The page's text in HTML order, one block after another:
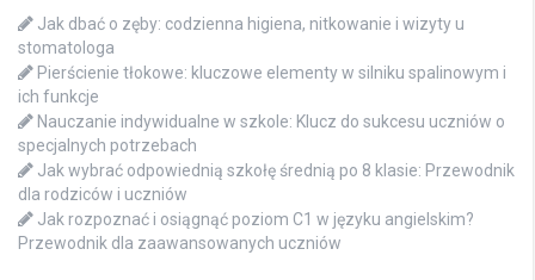
Jak dbać o zęby: codzienna higiena, nitkowanie i wizyty u
stomatologa
Pierścienie tłokowe: kluczowe elementy w silniku spalinowym i
ich funkcje
Nauczanie indywidualne w szkole: Klucz do sukcesu uczniów o
specjalnych potrzebach
Jak wybrać odpowiednią szkołę średnią po 8 klasie: Przewodnik
dla rodziców i uczniów
Jak rozpoznać i osiągnąć poziom C1 w języku angielskim?
Przewodnik dla zaawansowanych uczniów